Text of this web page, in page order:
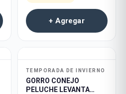
+ Agregar
TEMPORADA DE INVIERNO
GORRO CONEJO
PELUCHE LEVANTA